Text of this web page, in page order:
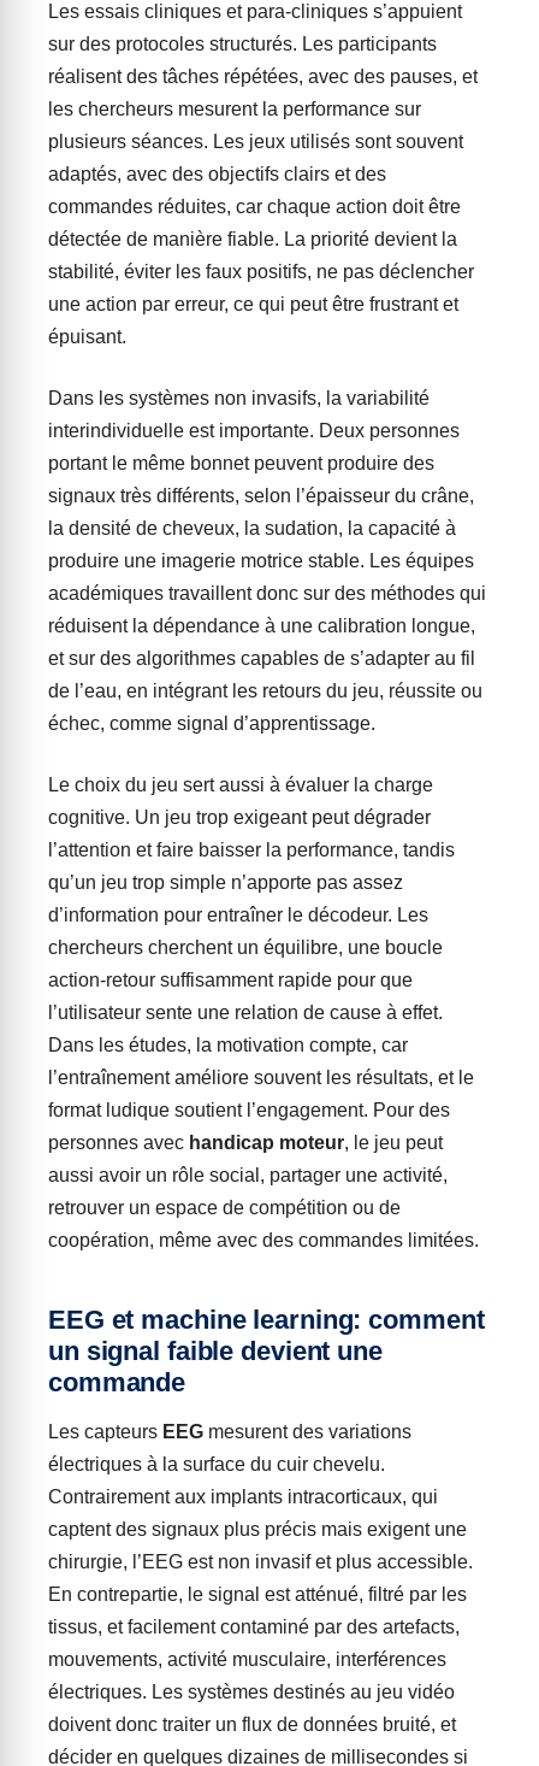
Les essais cliniques et para-cliniques s’appuient
sur des protocoles structurés. Les participants
réalisent des tâches répétées, avec des pauses, et
les chercheurs mesurent la performance sur
plusieurs séances. Les jeux utilisés sont souvent
adaptés, avec des objectifs clairs et des
commandes réduites, car chaque action doit être
détectée de manière fiable. La priorité devient la
stabilité, éviter les faux positifs, ne pas déclencher
une action par erreur, ce qui peut être frustrant et
épuisant.
Dans les systèmes non invasifs, la variabilité
interindividuelle est importante. Deux personnes
portant le même bonnet peuvent produire des
signaux très différents, selon l’épaisseur du crâne,
la densité de cheveux, la sudation, la capacité à
produire une imagerie motrice stable. Les équipes
académiques travaillent donc sur des méthodes qui
réduisent la dépendance à une calibration longue,
et sur des algorithmes capables de s’adapter au fil
de l’eau, en intégrant les retours du jeu, réussite ou
échec, comme signal d’apprentissage.
Le choix du jeu sert aussi à évaluer la charge
cognitive. Un jeu trop exigeant peut dégrader
l’attention et faire baisser la performance, tandis
qu’un jeu trop simple n’apporte pas assez
d’information pour entraîner le décodeur. Les
chercheurs cherchent un équilibre, une boucle
action-retour suffisamment rapide pour que
l’utilisateur sente une relation de cause à effet.
Dans les études, la motivation compte, car
l’entraînement améliore souvent les résultats, et le
format ludique soutient l’engagement. Pour des
personnes avec handicap moteur, le jeu peut
aussi avoir un rôle social, partager une activité,
retrouver un espace de compétition ou de
coopération, même avec des commandes limitées.
EEG et machine learning: comment
un signal faible devient une
commande
Les capteurs EEG mesurent des variations
électriques à la surface du cuir chevelu.
Contrairement aux implants intracorticaux, qui
captent des signaux plus précis mais exigent une
chirurgie, l’EEG est non invasif et plus accessible.
En contrepartie, le signal est atténué, filtré par les
tissus, et facilement contaminé par des artefacts,
mouvements, activité musculaire, interférences
électriques. Les systèmes destinés au jeu vidéo
doivent donc traiter un flux de données bruité, et
décider en quelques dizaines de millisecondes si